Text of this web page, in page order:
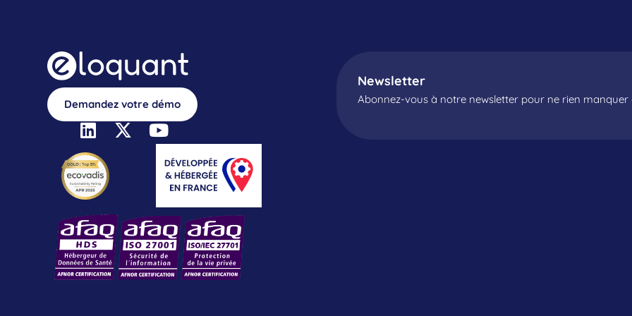
Demandez votre démo
Newsletter
Abonnez-vous à notre newsletter pour ne rien manquer